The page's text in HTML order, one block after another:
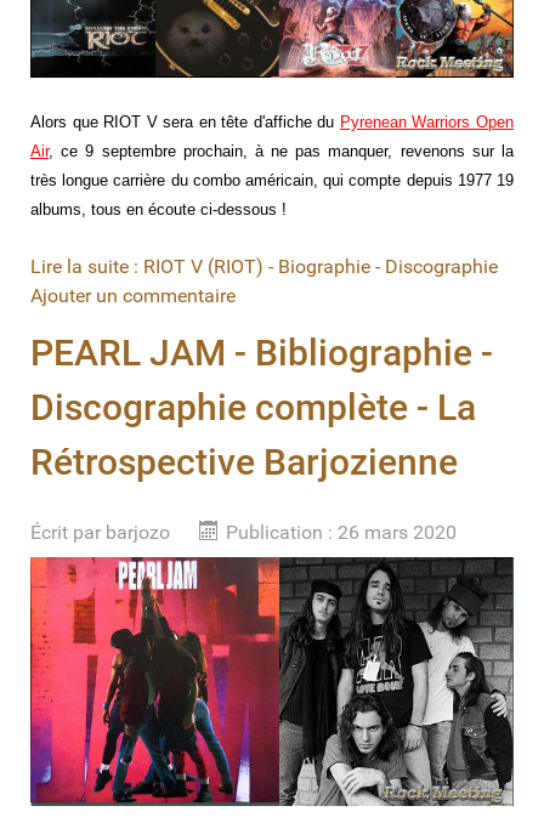
Alors que RIOT V sera en tête d'affiche du Pyrenean Warriors Open
Air, ce 9 septembre prochain, à ne pas manquer, revenons sur la
très longue carrière du combo américain, qui compte depuis 1977 19
albums, tous en écoute ci-dessous !
Lire la suite : RIOT V (RIOT) - Biographie - Discographie
Ajouter un commentaire
PEARL JAM - Bibliographie -
Discographie complète - La
Rétrospective Barjozienne
Écrit par barjozo Publication : 26 mars 2020